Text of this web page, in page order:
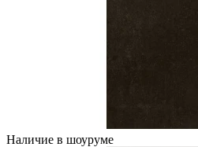
Наличие в шоуруме